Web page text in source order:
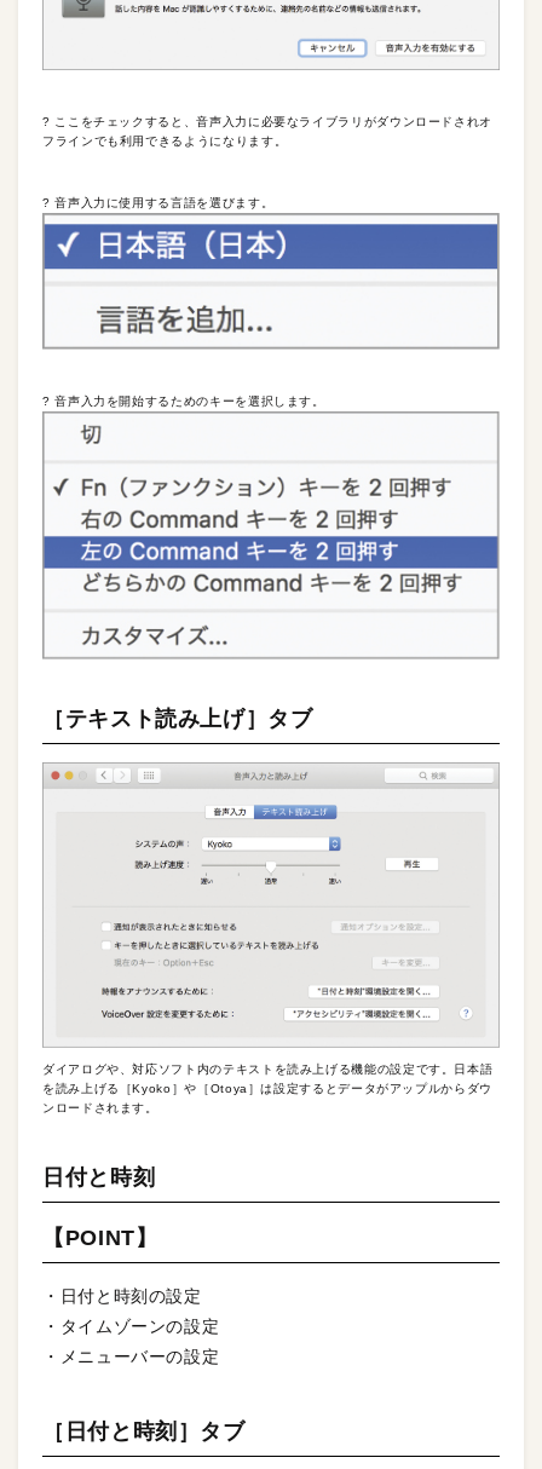
? ここをチェックすると、音声入力に必要なライブラリがダウンロードされオ
フラインでも利用できるようになります。
? 音声入力に使用する言語を選びます。
? 音声入力を開始するためのキーを選択します。
［テキスト読み上げ］タブ
ダイアログや、対応ソフト内のテキストを読み上げる機能の設定です。日本語
を読み上げる［Kyoko］や［Otoya］は設定するとデータがアップルからダウ
ンロードされます。
日付と時刻
【POINT】
・日付と時刻の設定
・タイムゾーンの設定
・メニューバーの設定
［日付と時刻］タブ